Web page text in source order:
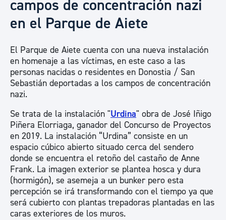
campos de concentración nazi
en el Parque de Aiete
El Parque de Aiete cuenta con una nueva instalación
en homenaje a las víctimas, en este caso a las
personas nacidas o residentes en Donostia / San
Sebastián deportadas a los campos de concentración
nazi.
Se trata de la instalación "Urdina" obra de José Iñigo
Piñera Elorriaga, ganador del Concurso de Proyectos
en 2019. La instalación “Urdina” consiste en un
espacio cúbico abierto situado cerca del sendero
donde se encuentra el retoño del castaño de Anne
Frank. La imagen exterior se plantea hosca y dura
(hormigón), se asemeja a un bunker pero esta
percepción se irá transformando con el tiempo ya que
será cubierto con plantas trepadoras plantadas en las
caras exteriores de los muros.